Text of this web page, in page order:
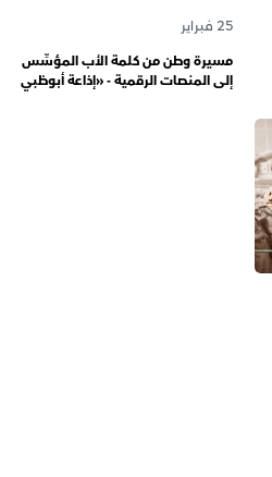
25 فبراير
مسيرة وطن من كلمة الأب المؤسِّس
إلى المنصات الرقمية - «إذاعة أبوظبي